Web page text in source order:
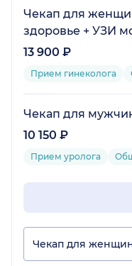
Чекап для
здоровье + УЗИ
13 900 ₽
Прием гинеколога
Чекап для
10 150 ₽
Прием уролога
Чекап для